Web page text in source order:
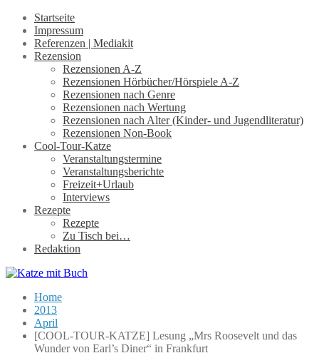
Startseite
Impressum
Referenzen | Mediakit
Rezension
Rezensionen A-Z
Rezensionen Hörbücher/Hörspiele A-Z
Rezensionen nach Genre
Rezensionen nach Wertung
Rezensionen nach Alter (Kinder- und Jugendliteratur)
Rezensionen Non-Book
Cool-Tour-Katze
Veranstaltungstermine
Veranstaltungsberichte
Freizeit+Urlaub
Interviews
Rezepte
Rezepte
Zu Tisch bei…
Redaktion
Home
2013
April
[COOL-TOUR-KATZE] Lesung „Mrs Roosevelt und das
Wunder von Earl’s Diner“ in Frankfurt